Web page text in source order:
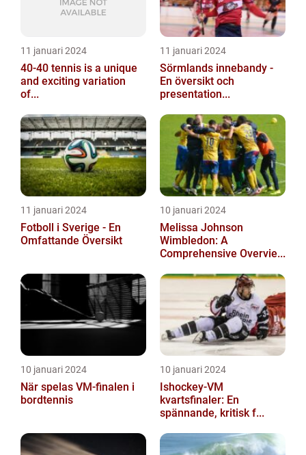
11 januari 2024
40-40 tennis is a unique
and exciting variation
of...
11 januari 2024
Sörmlands innebandy -
En översikt och
presentation...
11 januari 2024
Fotboll i Sverige - En
Omfattande Översikt
10 januari 2024
Melissa Johnson
Wimbledon: A
Comprehensive Overvie...
10 januari 2024
När spelas VM-finalen i
bordtennis
10 januari 2024
Ishockey-VM
kvartsfinaler: En
spännande, kritisk f...